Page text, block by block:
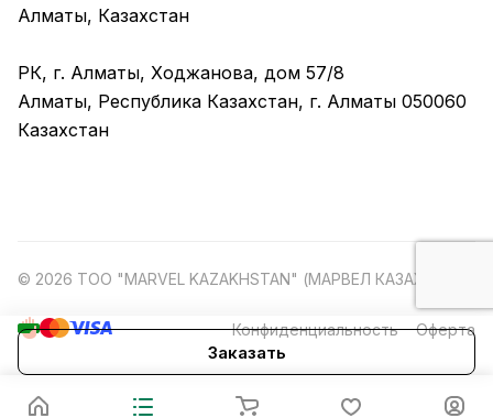
Заказать
Алматы, Казахстан
РК, г. Алматы, Ходжанова, дом 57/8
Алматы, Республика Казахстан, г. Алматы 050060
Казахстан
© 2026 ТОО "MARVEL KAZAKHSTAN" (МАРВЕЛ КАЗАХСТАН)
Конфиденциальность Оферта